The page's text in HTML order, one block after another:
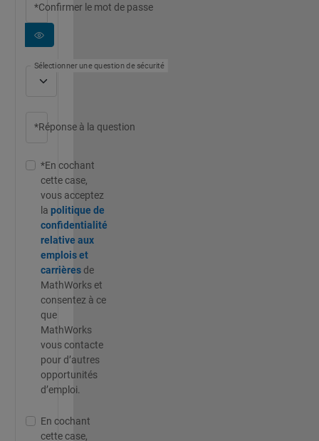
*Confirmer le mot de passe
Sélectionner une question de sécurité
*Réponse à la question
*En cochant
cette case,
vous acceptez
la politique de
confidentialité
relative aux
emplois et
carrières de
MathWorks et
consentez à ce
que
MathWorks
vous contacte
pour d’autres
opportunités
d’emploi.
En cochant
cette case,